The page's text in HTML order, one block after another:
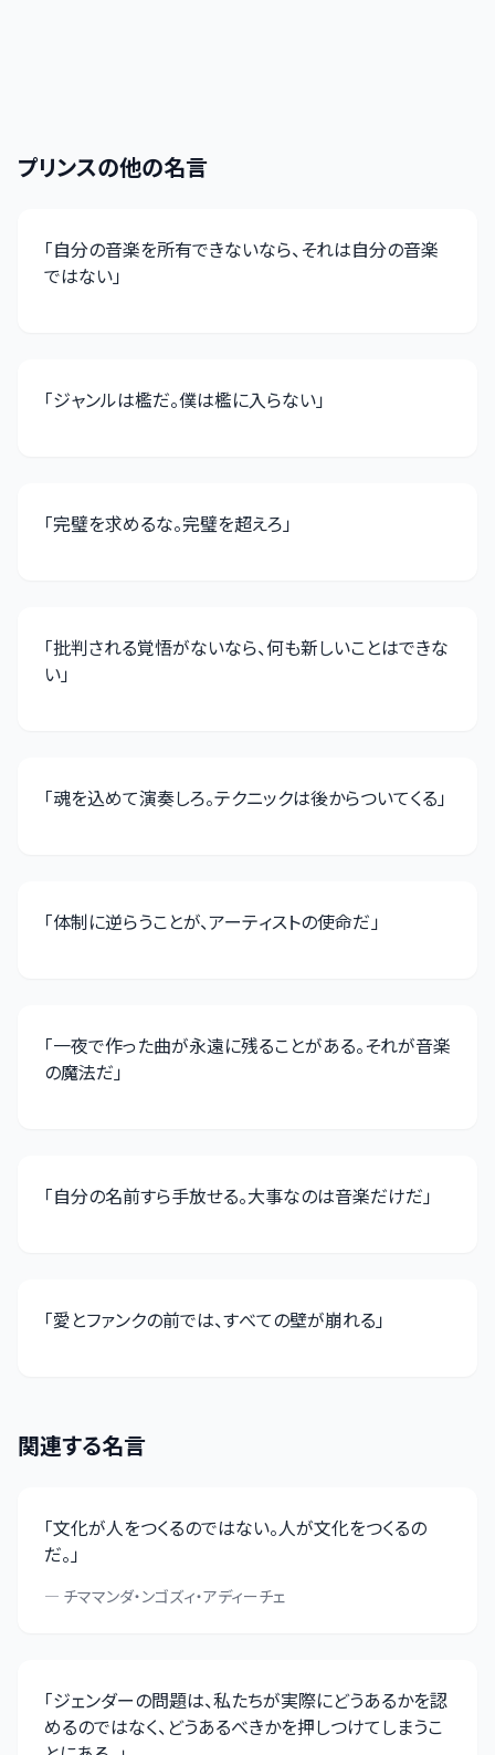
プリンスの他の名言
「自分の音楽を所有できないなら、それは自分の音楽
ではない」
「ジャンルは檻だ。僕は檻に入らない」
「完璧を求めるな。完璧を超えろ」
「批判される覚悟がないなら、何も新しいことはできな
い」
「魂を込めて演奏しろ。テクニックは後からついてくる」
「体制に逆らうことが、アーティストの使命だ」
「一夜で作った曲が永遠に残ることがある。それが音楽
の魔法だ」
「自分の名前すら手放せる。大事なのは音楽だけだ」
「愛とファンクの前では、すべての壁が崩れる」
関連する名言
「文化が人をつくるのではない。人が文化をつくるの
だ。」
— チママンダ・ンゴズィ・アディーチェ
「ジェンダーの問題は、私たちが実際にどうあるかを認
めるのではなく、どうあるべきかを押しつけてしまうこ